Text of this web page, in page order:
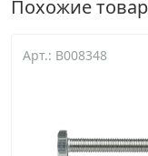
Похожие
Арт.: B008348